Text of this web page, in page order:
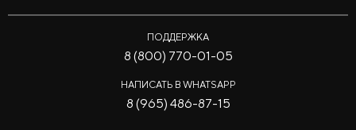
ПОДДЕРЖКА
8 (800) 770-01-05
НАПИСАТЬ В WHATSAPP
8 (965) 486-87-15